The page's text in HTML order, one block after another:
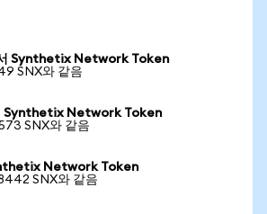
Synthetix Network Token
SNX와 같음
Synthetix Network Token
SNX와 같음
Network Token
SNX와 같음